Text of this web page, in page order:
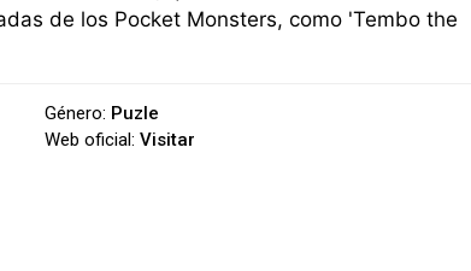
de los Pocket Monsters, como 'Tembo the
Género: Puzle
Web oficial:Visitar